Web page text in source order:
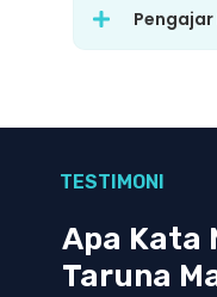
TESTIMONI
Apa Kata
Taruna